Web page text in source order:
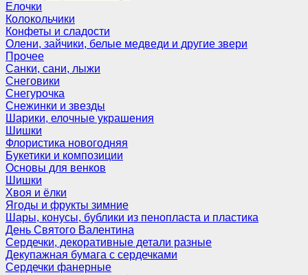
Елочки
Колокольчики
Конфеты и сладости
Олени, зайчики, белые медведи и другие звери
Прочее
Санки, сани, лыжи
Снеговики
Снегурочка
Снежинки и звезды
Шарики, елочные украшения
Шишки
Флористика новогодняя
Букетики и композиции
Основы для венков
Шишки
Хвоя и ёлки
Ягоды и фрукты зимние
Шары, конусы, бублики из пенопласта и пластика
День Святого Валентина
Сердечки, декоративные детали разные
Декупажная бумага с сердечками
Сердечки фанерные